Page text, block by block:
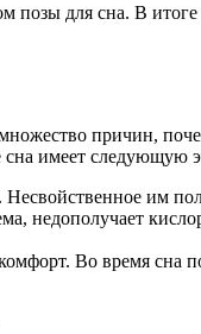
позы для сна. В
причин,
сна имеет следующую
им
недополучает
Во время сна